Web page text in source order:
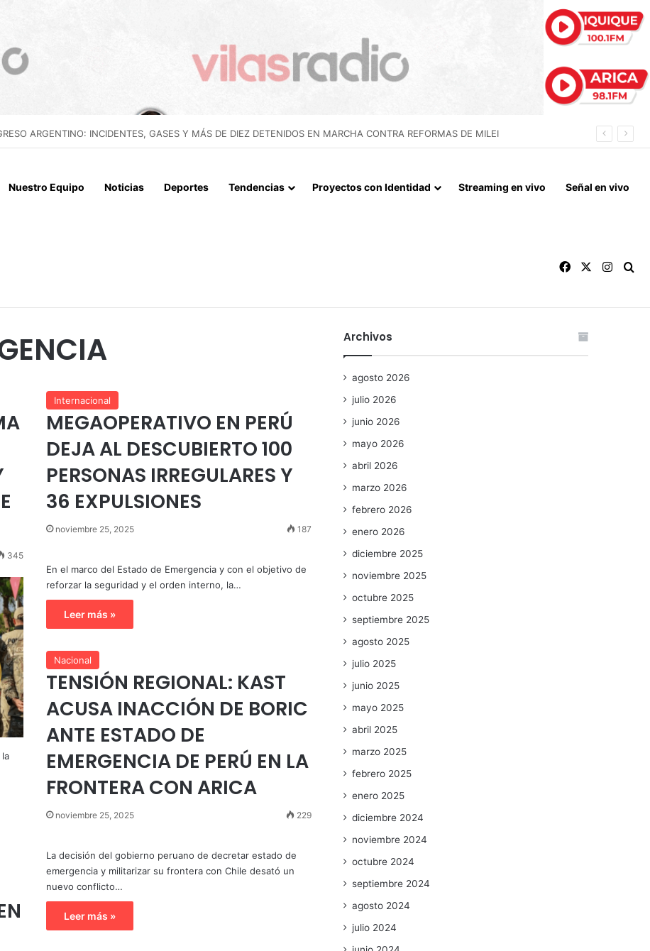
EL REINICIO DE RELACIONES CONSULARES Y AVANZAN HACIA LA NORMALIZACIÓN DE VÍNCULOS BILATERALES
Nuestro Equipo Noticias Deportes Tendencias Proyectos con Identidad Streaming en vivo Señal en vivo
Facebook
345
Internacional
MEGAOPERATIVO EN PERÚ
DEJA AL DESCUBIERTO 100
PERSONAS IRREGULARES Y
36 EXPULSIONES
noviembre 25, 2025 187
En el marco del Estado de Emergencia y con el objetivo de
reforzar la seguridad y el orden interno, la…
Leer más »
Nacional
TENSIÓN REGIONAL: KAST
ACUSA INACCIÓN DE BORIC
ANTE ESTADO DE
EMERGENCIA DE PERÚ EN LA
FRONTERA CON ARICA
noviembre 25, 2025 229
La decisión del gobierno peruano de decretar estado de
emergencia y militarizar su frontera con Chile desató un
nuevo conflicto…
Leer más »
Archivos
agosto 2026
julio 2026
junio 2026
mayo 2026
abril 2026
marzo 2026
febrero 2026
enero 2026
diciembre 2025
noviembre 2025
octubre 2025
septiembre 2025
agosto 2025
julio 2025
junio 2025
mayo 2025
abril 2025
marzo 2025
febrero 2025
enero 2025
diciembre 2024
noviembre 2024
octubre 2024
septiembre 2024
agosto 2024
julio 2024